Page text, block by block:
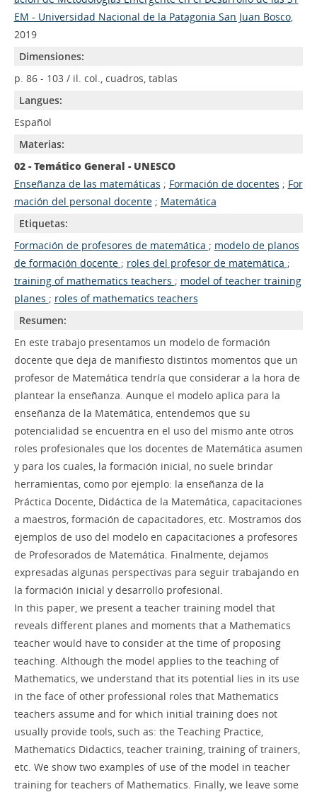
EM - Universidad Nacional de la Patagonia San Juan Bosco,
2019
Dimensiones:
p. 86 - 103 / il. col., cuadros, tablas
Langues:
Español
Materias:
02 - Temático General - UNESCO
Enseñanza de las matemáticas ; Formación de docentes ; For
mación del personal docente; Matemática
Etiquetas:
Formación de profesores de matemática ; modelo de planos
de formación docente ; roles del profesor de matemática ;
training of mathematics teachers ; model of teacher training
planes ; roles of mathematics teachers
Resumen:
En este trabajo presentamos un modelo de formación
docente que deja de manifiesto distintos momentos que un
profesor de Matemática tendría que considerar a la hora de
plantear la enseñanza. Aunque el modelo aplica para la
enseñanza de la Matemática, entendemos que su
potencialidad se encuentra en el uso del mismo ante otros
roles profesionales que los docentes de Matemática asumen
y para los cuales, la formación inicial, no suele brindar
herramientas, como por ejemplo: la enseñanza de la
Práctica Docente, Didáctica de la Matemática, capacitaciones
a maestros, formación de capacitadores, etc. Mostramos dos
ejemplos de uso del modelo en capacitaciones a profesores
de Profesorados de Matemática. Finalmente, dejamos
expresadas algunas perspectivas para seguir trabajando en
la formación inicial y desarrollo profesional.
In this paper, we present a teacher training model that
reveals different planes and moments that a Mathematics
teacher would have to consider at the time of proposing
teaching. Although the model applies to the teaching of
Mathematics, we understand that its potential lies in its use
in the face of other professional roles that Mathematics
teachers assume and for which initial training does not
usually provide tools, such as: the Teaching Practice,
Mathematics Didactics, teacher training, training of trainers,
etc. We show two examples of use of the model in teacher
training for teachers of Mathematics. Finally, we leave some